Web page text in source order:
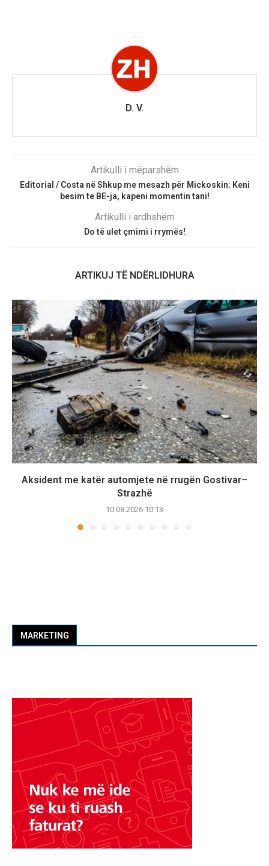
D. V.
Artikulli i mëparshëm
Editorial / Costa në Shkup me mesazh për Mickoskin: Keni
besim te BE-ja, kapeni momentin tani!
Artikulli i ardhshëm
Do të ulet çmimi i rrymës!
ARTIKUJ TË NDËRLIDHURA
Aksident me katër automjete në rrugën Gostivar–
Strazhë
10.08.2026 10:13
MARKETING